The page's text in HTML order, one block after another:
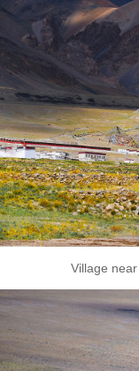
Village